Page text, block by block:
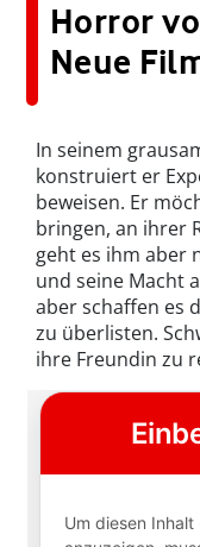
Horror
Neue
In seinem
konstruiert er
beweisen. Er
bringen, an ihrer
geht es ihm aber
und seine Macht
aber schaffen es
zu überlisten.
ihre Freundin zu